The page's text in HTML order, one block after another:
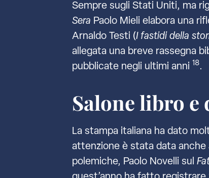
Sempre sugli Stati Uniti, ma
Sera Paolo Mieli elabora una
Arnaldo Testi (I fastidi della
allegata una breve rassegna
pubblicate negli ultimi anni 18.
Salone libro
La stampa italiana ha dato
attenzione è stata data anche
polemiche, Paolo Novelli sul